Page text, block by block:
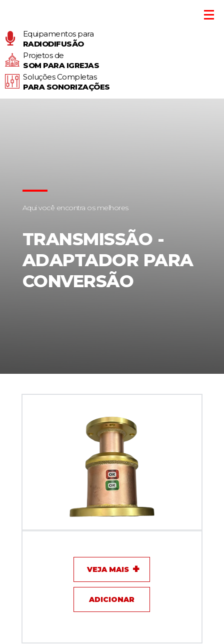
Equipamentos para
RADIODIFUSÃO
Projetos de
SOM PARA IGREJAS
Soluções Completas
PARA SONORIZAÇÕES
Aqui você encontra os melhores
TRANSMISSÃO -
ADAPTADOR PARA
CONVERSÃO
VEJA MAIS
ADICIONAR